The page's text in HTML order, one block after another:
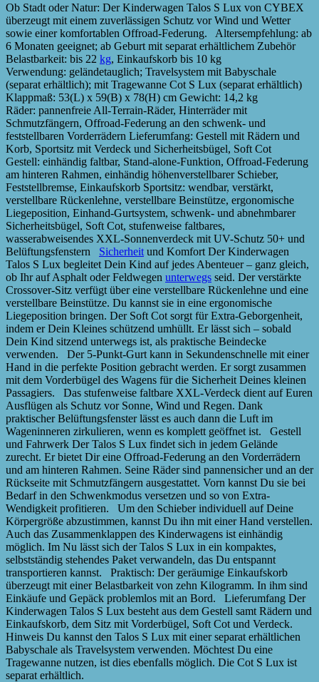
Ob Stadt oder Natur: Der Kinderwagen Talos S Lux von CYBEX
überzeugt mit einem zuverlässigen Schutz vor Wind und Wetter
sowie einer komfortablen Offroad-Federung. Altersempfehlung: ab
6 Monaten geeignet; ab Geburt mit separat erhältlichem Zubehör
Belastbarkeit: bis 22 kg, Einkaufskorb bis 10 kg
Verwendung: geländetauglich; Travelsystem mit Babyschale
(separat erhältlich); mit Tragewanne Cot S Lux (separat erhältlich)
Klappmaß: 53(L) x 59(B) x 78(H) cm Gewicht: 14,2 kg
Räder: pannenfreie All-Terrain-Räder, Hinterräder mit
Schmutzfängern, Offroad-Federung an den schwenk- und
feststellbaren Vorderrädern Lieferumfang: Gestell mit Rädern und
Korb, Sportsitz mit Verdeck und Sicherheitsbügel, Soft Cot
Gestell: einhändig faltbar, Stand-alone-Funktion, Offroad-Federung
am hinteren Rahmen, einhändig höhenverstellbarer Schieber,
Feststellbremse, Einkaufskorb Sportsitz: wendbar, verstärkt,
verstellbare Rückenlehne, verstellbare Beinstütze, ergonomische
Liegeposition, Einhand-Gurtsystem, schwenk- und abnehmbarer
Sicherheitsbügel, Soft Cot, stufenweise faltbares,
wasserabweisendes XXL-Sonnenverdeck mit UV-Schutz 50+ und
Belüftungsfenstern Sicherheit und Komfort Der Kinderwagen
Talos S Lux begleitet Dein Kind auf jedes Abenteuer – ganz gleich,
ob Ihr auf Asphalt oder Feldwegen unterwegs seid. Der verstärkte
Crossover-Sitz verfügt über eine verstellbare Rückenlehne und eine
verstellbare Beinstütze. Du kannst sie in eine ergonomische
Liegeposition bringen. Der Soft Cot sorgt für Extra-Geborgenheit,
indem er Dein Kleines schützend umhüllt. Er lässt sich – sobald
Dein Kind sitzend unterwegs ist, als praktische Beindecke
verwenden. Der 5-Punkt-Gurt kann in Sekundenschnelle mit einer
Hand in die perfekte Position gebracht werden. Er sorgt zusammen
mit dem Vorderbügel des Wagens für die Sicherheit Deines kleinen
Passagiers. Das stufenweise faltbare XXL-Verdeck dient auf Euren
Ausflügen als Schutz vor Sonne, Wind und Regen. Dank
praktischer Belüftungsfenster lässt es auch dann die Luft im
Wageninneren zirkulieren, wenn es komplett geöffnet ist. Gestell
und Fahrwerk Der Talos S Lux findet sich in jedem Gelände
zurecht. Er bietet Dir eine Offroad-Federung an den Vorderrädern
und am hinteren Rahmen. Seine Räder sind pannensicher und an der
Rückseite mit Schmutzfängern ausgestattet. Vorn kannst Du sie bei
Bedarf in den Schwenkmodus versetzen und so von Extra-
Wendigkeit profitieren. Um den Schieber individuell auf Deine
Körpergröße abzustimmen, kannst Du ihn mit einer Hand verstellen.
Auch das Zusammenklappen des Kinderwagens ist einhändig
möglich. Im Nu lässt sich der Talos S Lux in ein kompaktes,
selbstständig stehendes Paket verwandeln, das Du entspannt
transportieren kannst. Praktisch: Der geräumige Einkaufskorb
überzeugt mit einer Belastbarkeit von zehn Kilogramm. In ihm sind
Einkäufe und Gepäck problemlos mit an Bord. Lieferumfang Der
Kinderwagen Talos S Lux besteht aus dem Gestell samt Rädern und
Einkaufskorb, dem Sitz mit Vorderbügel, Soft Cot und Verdeck.
Hinweis Du kannst den Talos S Lux mit einer separat erhältlichen
Babyschale als Travelsystem verwenden. Möchtest Du eine
Tragewanne nutzen, ist dies ebenfalls möglich. Die Cot S Lux ist
separat erhältlich.